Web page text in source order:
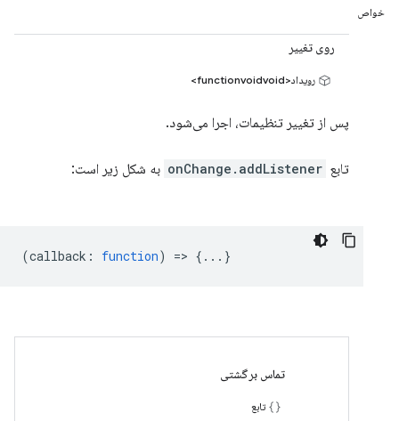
خواص
روی تغییر
رویداد<functionvoidvoid>
پس از تغییر تنظیمات، اجرا می‌شود.
تابع onChange.addListener به شکل زیر است:
(callback : function) => {...}
تماس برگشتی
تابع